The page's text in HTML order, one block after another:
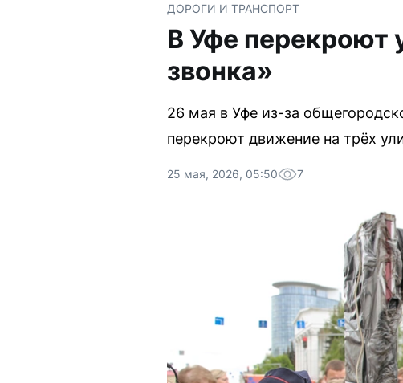
ДОРОГИ И ТРАНСПОРТ
В Уфе перекроют
звонка»
26 мая в Уфе из-за
перекроют движение на трёх
25 мая, 2026, 05:50 7